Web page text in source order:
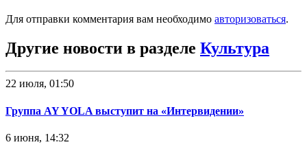
Для отправки комментария вам необходимо авторизоваться.
Другие новости в разделе Культура
22 июля, 01:50
Группа AY YOLA выступит на «Интервидении»
6 июня, 14:32